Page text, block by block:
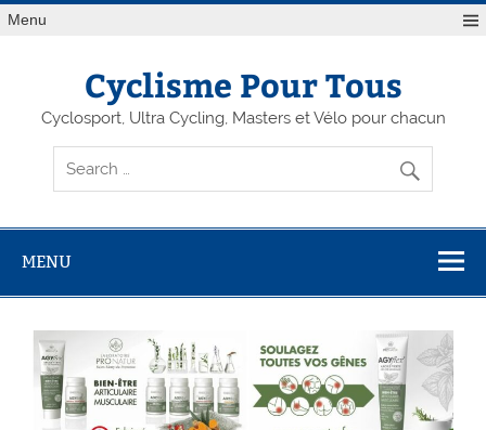
Menu
Cyclisme Pour Tous
Cyclosport, Ultra Cycling, Masters et Vélo pour chacun
MENU